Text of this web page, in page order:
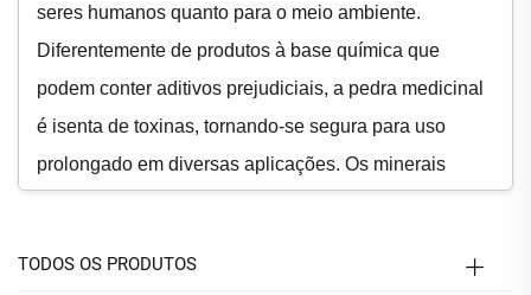
seres humanos quanto para o meio ambiente.
Diferentemente de produtos à base química que
podem conter aditivos prejudiciais, a pedra medicinal
é isenta de toxinas, tornando-se segura para uso
prolongado em diversas aplicações. Os minerais
permitindo a suplementação natural de nutrientes sem
TODOS OS PRODUTOS